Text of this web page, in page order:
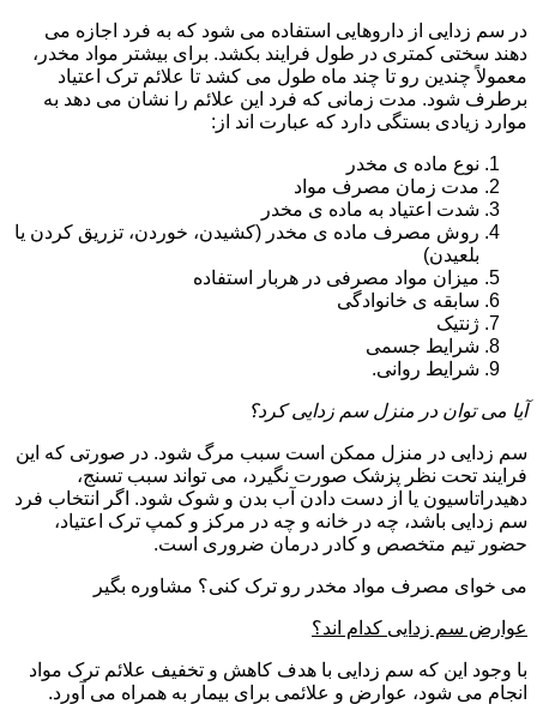
در سم زدایی از داروهایی استفاده می شود که به فرد اجازه می
دهند سختی کمتری در طول فرایند بکشد. برای بیشتر مواد مخدر،
معمولاً چندین رو تا چند ماه طول می کشد تا علائم ترک اعتیاد
برطرف شود. مدت زمانی که فرد این علائم را نشان می دهد به
موارد زیادی بستگی دارد که عبارت اند از:
نوع ماده ی مخدر
مدت زمان مصرف مواد
شدت اعتیاد به ماده ی مخدر
روش مصرف ماده ی مخدر (کشیدن، خوردن، تزریق کردن یا
بلعیدن)
میزان مواد مصرفی در هربار استفاده
سابقه ی خانوادگی
ژنتیک
شرایط جسمی
شرایط روانی.
آیا می توان در منزل سم زدایی کرد؟
سم زدایی در منزل ممکن است سبب مرگ شود. در صورتی که این
فرایند تحت نظر پزشک صورت نگیرد، می تواند سبب تسنج،
دهیدراتاسیون یا از دست دادن آب بدن و شوک شود. اگر انتخاب فرد
سم زدایی باشد، چه در خانه و چه در مرکز و کمپ ترک اعتیاد،
حضور تیم متخصص و کادر درمان ضروری است.
می خوای مصرف مواد مخدر رو ترک کنی؟ مشاوره بگیر
عوارض سم زدایی کدام اند؟
با وجود این که سم زدایی با هدف کاهش و تخفیف علائم ترک مواد
انجام می شود، عوارض و علائمی برای بیمار به همراه می آورد.